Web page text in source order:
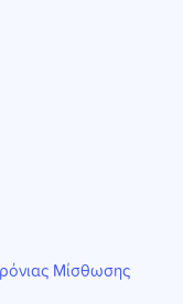
Μίσθωσης